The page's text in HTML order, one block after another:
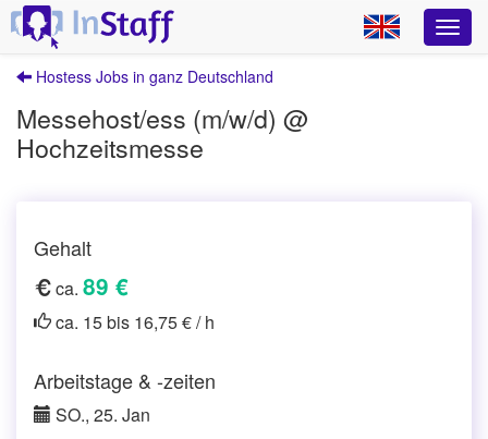
Hostess Jobs in ganz Deutschland
Messehost/ess (m/w/d) @
Hochzeitsmesse
Gehalt
ca. 89 €
ca. 15 bis 16,75 € / h
Arbeitstage & -zeiten
SO., 25. Jan